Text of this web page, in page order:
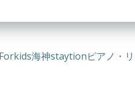
海神staytionピアノ・